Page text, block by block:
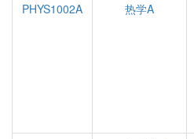
PHYS1002A
热学A